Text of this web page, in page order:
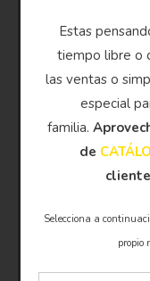
Estas
tiempo libre o
las ventas o
especial
familia.
de
Selecciona a
propio